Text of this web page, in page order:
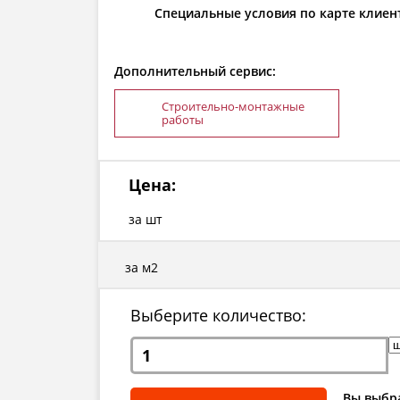
Специальные условия по карте
Дополнительный сервис:
Строительно-монтажные
работы
Цена:
за шт
за м2
Выберите количество: